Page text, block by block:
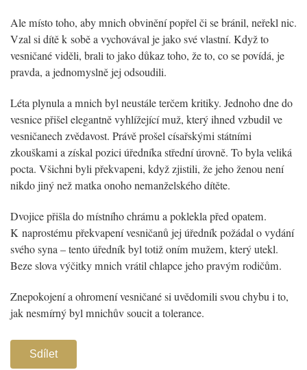
Ale místo toho, aby mnich obvinění popřel či se bránil, neřekl nic.
Vzal si dítě k sobě a vychovával je jako své vlastní. Když to
vesničané viděli, brali to jako důkaz toho, že to, co se povídá, je
pravda, a jednomyslně jej odsoudili.
Léta plynula a mnich byl neustále terčem kritiky. Jednoho dne do
vesnice přišel elegantně vyhlížející muž, který ihned vzbudil ve
vesničanech zvědavost. Právě prošel císařskými státními
zkouškami a získal pozici úředníka střední úrovně. To byla veliká
pocta. Všichni byli překvapeni, když zjistili, že jeho ženou není
nikdo jiný než matka onoho nemanželského dítěte.
Dvojice přišla do místního chrámu a poklekla před opatem.
K naprostému překvapení vesničanů jej úředník požádal o vydání
svého syna – tento úředník byl totiž oním mužem, který utekl.
Beze slova výčitky mnich vrátil chlapce jeho pravým rodičům.
Znepokojení a ohromení vesničané si uvědomili svou chybu i to,
jak nesmírný byl mnichův soucit a tolerance.
Sdílet